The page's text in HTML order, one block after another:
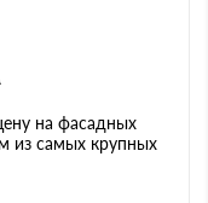
на фасадных
из самых крупных